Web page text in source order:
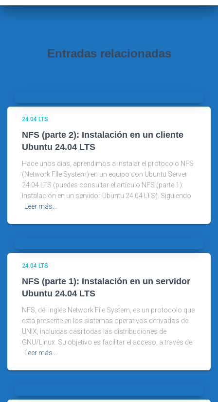
Entradas relacionadas
24.04 LTS
NFS (parte 2): Instalación en un cliente
Ubuntu 24.04 LTS
Hace unos días, aprendimos a instalar el protocolo NFS
(Network File System) en un equipo con Ubuntu Server
24.04 LTS (puedes consultar el artículo NFS (parte 1):
Instalación en un servidor Ubuntu 24.04 LTS). Siguiendo
Leer más…
24.04 LTS
NFS (parte 1): Instalación en un servidor
Ubuntu 24.04 LTS
NFS, del inglés Network File System, es un protocolo que
está presente en los sistemas operativos derivados de
UNIX, incluidas casi todas las distribuciones de
GNU/Linux. Su objetivo es facilitar el acceso, a través de
Leer más…